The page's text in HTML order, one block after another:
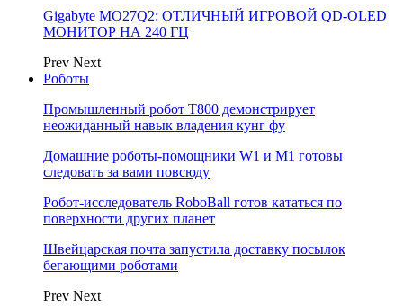
Gigabyte MO27Q2: ОТЛИЧНЫЙ ИГРОВОЙ QD-OLED
МОНИТОР НА 240 ГЦ
Prev Next
Роботы
Промышленный робот Т800 демонстрирует
неожиданный навык владения кунг фу
Домашние роботы-помощники W1 и M1 готовы
следовать за вами повсюду
Робот-исследователь RoboBall готов кататься по
поверхности других планет
Швейцарская почта запустила доставку посылок
бегающими роботами
Prev Next